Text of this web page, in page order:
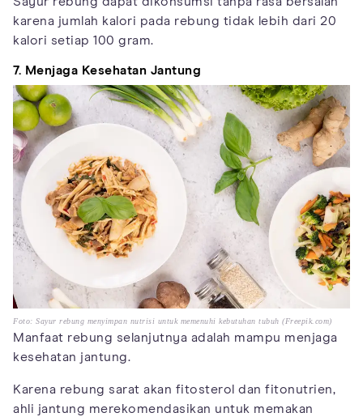
karena jumlah kalori pada rebung tidak lebih dari 20
kalori setiap 100 gram.
7. Menjaga Kesehatan Jantung
Foto: Sayur rebung menyimpan nutrisi untuk memenuhi kebutuhan tubuh (Freepik.com)
Manfaat rebung selanjutnya adalah mampu menjaga
kesehatan jantung.
Karena rebung sarat akan fitosterol dan fitonutrien,
ahli jantung merekomendasikan untuk memakan